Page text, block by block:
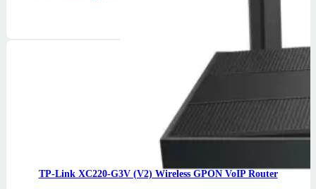
TP-Link XC220-G3V (V2) Wireless GPON VoIP Router